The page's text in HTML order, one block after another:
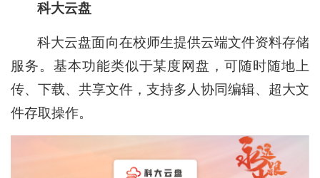
科大云盘
科大云盘面向在校师生提供云端文件资料存储
服务。基本功能类似于某度网盘，可随时随地上
传、下载、共享文件，支持多人协同编辑、超大文
件存取操作。